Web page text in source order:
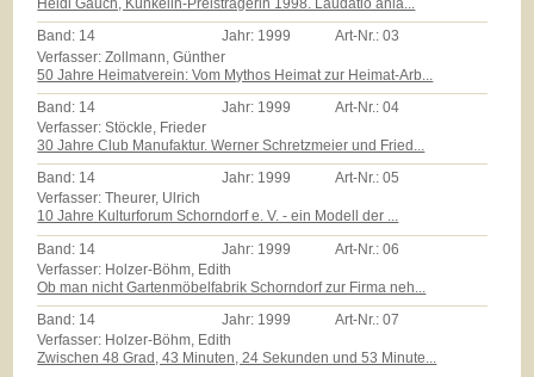
Heidi Gauch, Künkelin-Preisträgerin 1998. Laudatio anlä...
Band: 14 Jahr: 1999 Art-Nr.:03
Verfasser: Zollmann, Günther
50 Jahre Heimatverein: Vom Mythos Heimat zur Heimat-Arb...
Band: 14 Jahr: 1999 Art-Nr.:04
Verfasser: Stöckle, Frieder
30 Jahre Club Manufaktur. Werner Schretzmeier und Fried...
Band: 14 Jahr: 1999 Art-Nr.:05
Verfasser: Theurer, Ulrich
10 Jahre Kulturforum Schorndorf e. V. - ein Modell der ...
Band: 14 Jahr: 1999 Art-Nr.:06
Verfasser: Holzer-Böhm, Edith
Ob man nicht Gartenmöbelfabrik Schorndorf zur Firma neh...
Band: 14 Jahr: 1999 Art-Nr.:07
Verfasser: Holzer-Böhm, Edith
Zwischen 48 Grad, 43 Minuten, 24 Sekunden und 53 Minute...